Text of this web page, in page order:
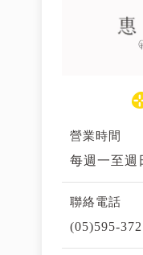
營業時間
每週一至週
聯絡電話
(05)595-